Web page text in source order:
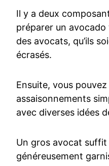
Il y a deux
préparer un
des avocats, qu’ils
écrasés.
Ensuite, vous
assaisonnements
avec diverses idées
Un gros avocat
généreusement